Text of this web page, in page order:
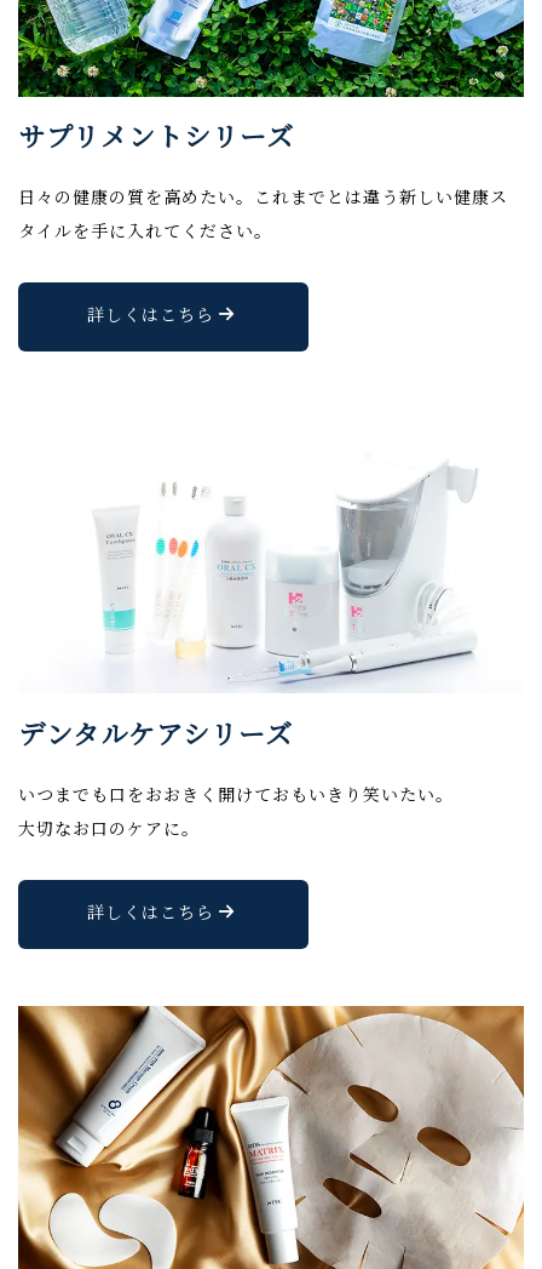
サプリメントシリーズ
日々の健康の質を高めたい。これまでとは違う新しい健康ス
タイルを手に入れてください。
詳しくはこちら
デンタルケアシリーズ
いつまでも口をおおきく開けておもいきり笑いたい。
大切なお口のケアに。
詳しくはこちら